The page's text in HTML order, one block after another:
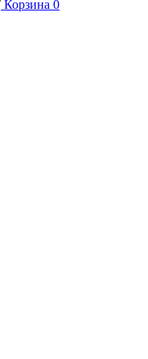
Корзина 0